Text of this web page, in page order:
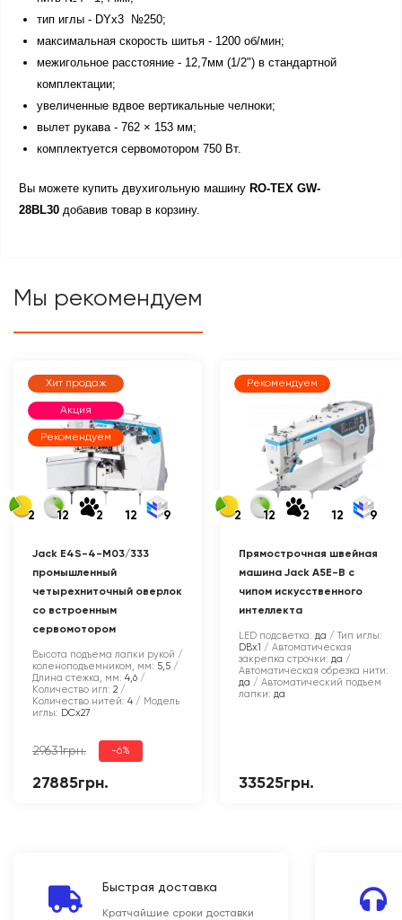
тип иглы - DYx3 №250;
максимальная скорость шитья - 1200 об/мин;
межигольное расстояние - 12,7мм (1/2") в стандартной
комплектации;
увеличенные вдвое вертикальные челноки;
вылет рукава - 762 × 153 мм;
комплектуется сервомотором 750 Вт.
Вы можете купить двухигольную машину RO-TEX GW-
28BL30 добавив товар в корзину.
Мы рекомендуем
Хит продаж
Акция
Рекомендуем
2 12 2 12 9
Jack E4S-4-M03/333
промышленный
четырехниточный оверлок
со встроенным
сервомотором
Высота подъема лапки рукой /
коленоподъемником, мм: 5,5
Длина стежка, мм: 4,6
Количество игл: 2
Количество нитей: 4
Модель
иглы: DCx27
29631грн. -6%
27885грн.
Рекомендуем
2 12 2 12 9
Прямострочная швейная
машина Jack A5E-B с
чипом искусственного
интеллекта
LED подсветка: да
Тип иглы:
DBx1
Автоматическая
закрепка строчки: да
Автоматическая обрезка нити:
да
Автоматический подъем
лапки: да
33525грн.
Быстрая доставка
Кратчайшие сроки доставки